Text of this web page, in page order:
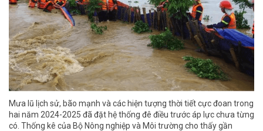
Mưa lũ lịch sử, bão mạnh và các hiện tượng thời tiết cực đoan trong
hai năm 2024-2025 đã đặt hệ thống đê điều trước áp lực chưa từng
có. Thống kê của Bộ Nông nghiệp và Môi trường cho thấy gần